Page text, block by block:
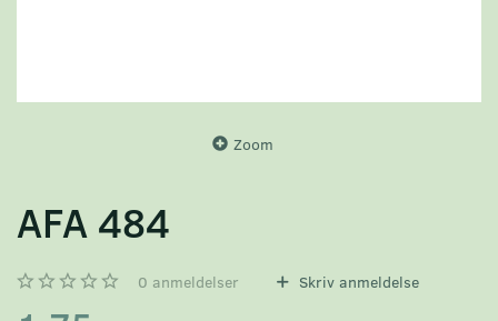
Zoom
AFA 484
0 anmeldelser Skriv anmeldelse